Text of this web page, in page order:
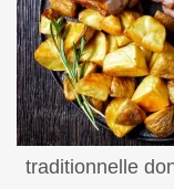
Voici une
traditionnelle